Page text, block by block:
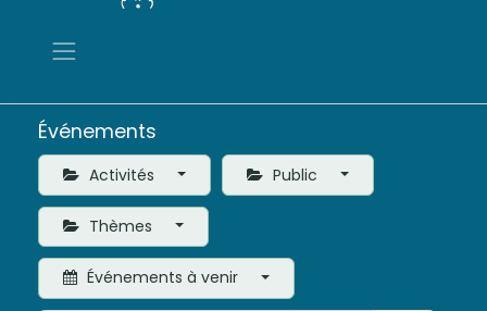
Événements
Activités Public
Thèmes
Événements à venir